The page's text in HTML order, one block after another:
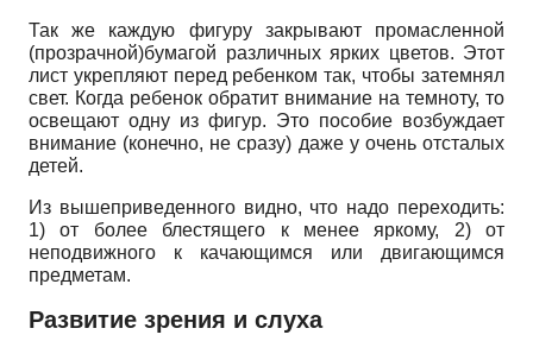
Так же каждую фигуру закрывают промасленной
(прозрачной)бумагой различных ярких цветов. Этот
лист укрепляют перед ребенком так, чтобы затемнял
свет. Когда ребенок обратит внимание на темноту, то
освещают одну из фигур. Это пособие возбуждает
внимание (конечно, не сразу) даже у очень отсталых
детей.
Из вышеприведенного видно, что надо переходить:
1) от более блестящего к менее яркому, 2) от
неподвижного к качающимся или двигающимся
предметам.
Развитие зрения и слуха